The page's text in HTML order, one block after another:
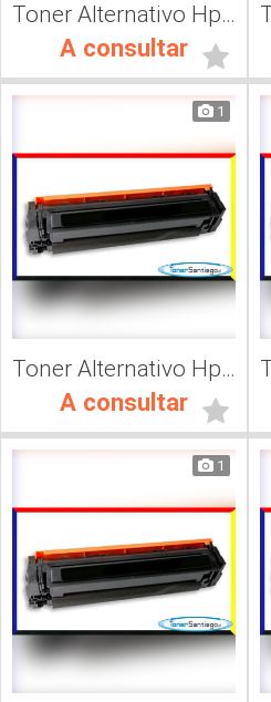
Toner Alternativo Hp 410, Impresora Láser
A consultar
1
Toner Alternativo Hp CF501A, Impresora Láser
A consultar
1